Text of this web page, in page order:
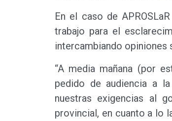
En el caso de
trabajo para el
intercambiando opiniones
“A media mañana (por
pedido de audiencia a
nuestras exigencias al
provincial, en cuanto a lo